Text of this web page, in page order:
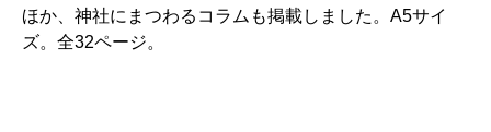
ほか、神社にまつわるコラムも掲載しました。A5サイ
ズ。全32ページ。